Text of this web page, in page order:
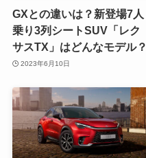
GXとの違いは？新登場7人
乗り3列シートSUV「レク
サスTX」はどんなモデル？
2023年6月10日